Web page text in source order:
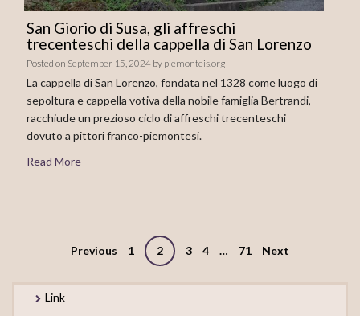
San Giorio di Susa, gli affreschi
trecenteschi della cappella di San Lorenzo
Posted on September 15, 2024 by piemonteis.org
La cappella di San Lorenzo, fondata nel 1328 come luogo di
sepoltura e cappella votiva della nobile famiglia Bertrandi,
racchiude un prezioso ciclo di affreschi trecenteschi
dovuto a pittori franco-piemontesi.
Read More
PostsPrevious 1 2 3 4 … 71 Next
Link